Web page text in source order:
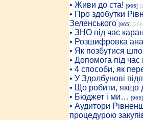
• Живи до ста! [965]
• Про здобутки
Зеленського [965]
• ЗНО під час
• Розшифровка
• Як позбутися
• Допомога під час
• 4 способи, як
• У Здолбунові
• Що робити, якщо
• Бюджет і ми… [965]
• Аудитори
процедурою